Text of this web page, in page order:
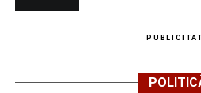
Emanuel Elcean –
Adrian Lup – violoncel
Vlad Dordea.